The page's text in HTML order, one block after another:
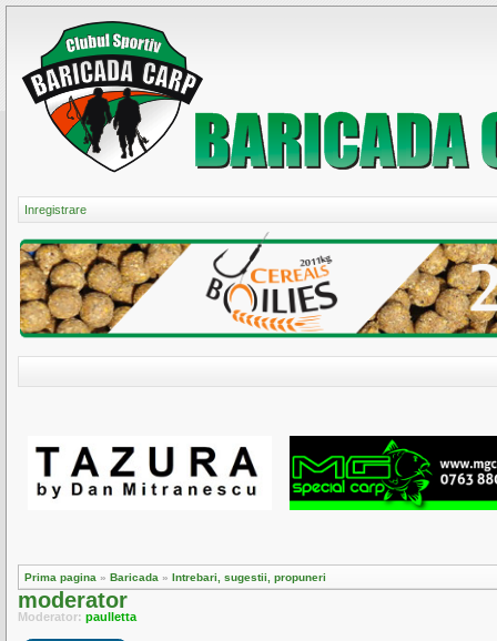
Inregistrare
Prima pagina » Baricada » Intrebari, sugestii, propuneri
moderator
Moderator: paulletta